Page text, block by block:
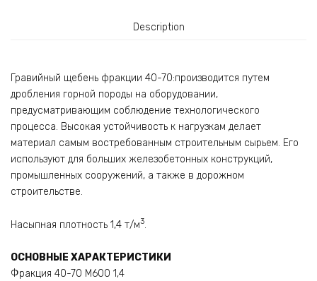
Description
Гравийный щебень фракции 40-70:производится путем
дробления горной породы на оборудовании,
предусматривающим соблюдение технологического
процесса. Высокая устойчивость к нагрузкам делает
материал самым востребованным строительным сырьем. Его
используют для больших железобетонных конструкций,
промышленных сооружений, а также в дорожном
строительстве.
Насыпная плотность 1,4 т/м3.
ОСНОВНЫЕ ХАРАКТЕРИСТИКИ
Фракция 40-70 М600 1,4